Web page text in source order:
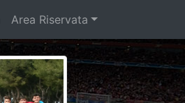
Area Riservata